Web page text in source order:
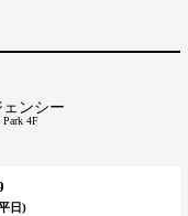
ンシー
4F
日)